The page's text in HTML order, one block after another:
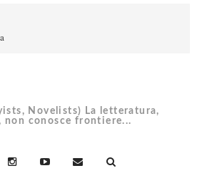
Novelists) La letteratura,
non conosce frontiere...
Email